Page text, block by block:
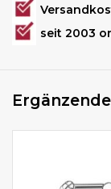
seit 2003